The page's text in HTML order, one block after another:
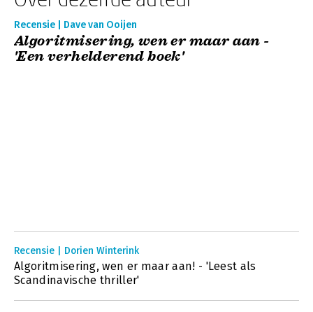
Recensie | Dave van Ooijen
Algoritmisering, wen er maar aan -
'Een verhelderend boek'
Recensie | Dorien Winterink
Algoritmisering, wen er maar aan! - 'Leest als
Scandinavische thriller'